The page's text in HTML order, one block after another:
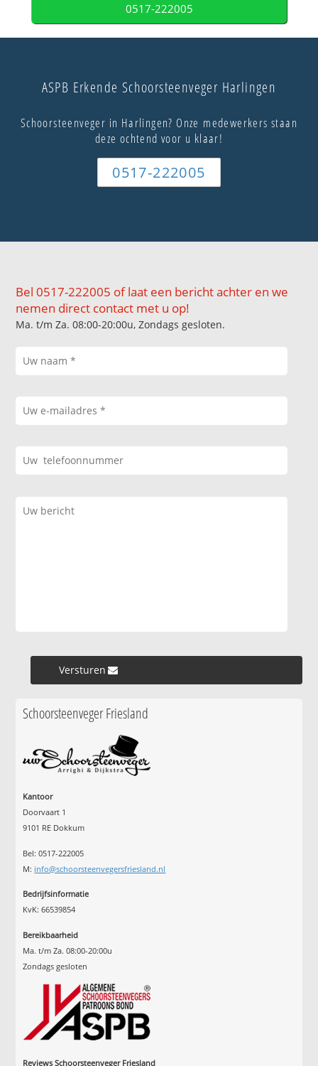
0517-222005
ASPB Erkende Schoorsteenveger Harlingen
Schoorsteenveger in Harlingen? Onze medewerkers staan
deze ochtend voor u klaar!
0517-222005
Bel 0517-222005 of laat een bericht achter en we
nemen direct contact met u op!
Ma. t/m Za. 08:00-20:00u, Zondags gesloten.
Versturen »
Schoorsteenveger Friesland
Kantoor
Doorvaart 1
9101 RE Dokkum
Bel: 0517-222005
M: info@schoorsteenvegersfriesland.nl
Bedrijfsinformatie
KvK: 66539854
Bereikbaarheid
Ma. t/m Za. 08:00-20:00u
Zondags gesloten
Reviews Schoorsteenveger Friesland